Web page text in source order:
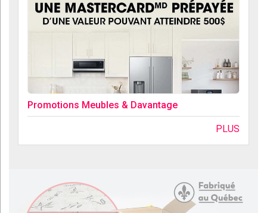
Promotions Meubles & Davantage
PLUS